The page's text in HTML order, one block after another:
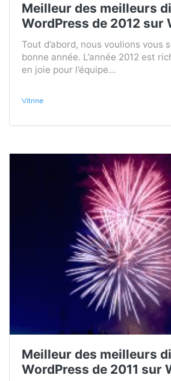
Meilleur des meilleurs
WordPress de 2012 sur
Tout d’abord, nous voulions vous
bonne année. L’année 2012 est
en joie pour l’équipe...
Vitrine
Meilleur des meilleurs
WordPress de 2011 sur